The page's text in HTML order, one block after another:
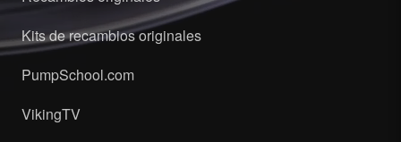
Kits de recambios originales
PumpSchool.com
VikingTV